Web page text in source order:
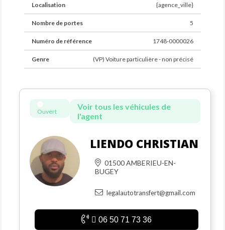
Localisation {agence_ville}
Nombre de portes 5
Numéro de référence 1748-0000026
Genre (VP) Voiture particulière - non précisé
Ouvert
Voir tous les véhicules de
l'agent
LIENDO CHRISTIAN
01500 AMBERIEU-EN-
BUGEY
legalautotransfert@gmail.com
06 50 71 73 36